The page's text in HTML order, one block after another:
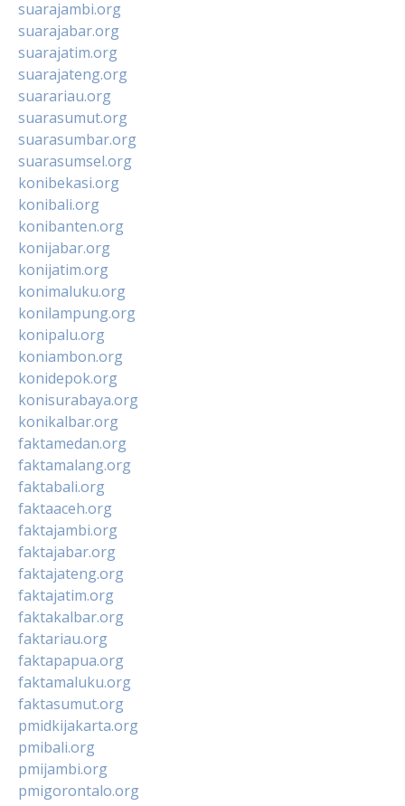
suarajambi.org
suarajabar.org
suarajatim.org
suarajateng.org
suarariau.org
suarasumut.org
suarasumbar.org
suarasumsel.org
konibekasi.org
konibali.org
konibanten.org
konijabar.org
konijatim.org
konimaluku.org
konilampung.org
konipalu.org
koniambon.org
konidepok.org
konisurabaya.org
konikalbar.org
faktamedan.org
faktamalang.org
faktabali.org
faktaaceh.org
faktajambi.org
faktajabar.org
faktajateng.org
faktajatim.org
faktakalbar.org
faktariau.org
faktapapua.org
faktamaluku.org
faktasumut.org
pmidkijakarta.org
pmibali.org
pmijambi.org
pmigorontalo.org